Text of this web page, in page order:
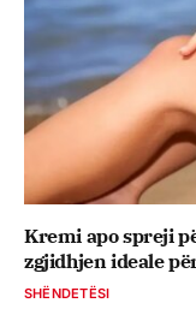
Kremi apo spreji
zgjidhjen ideale
SHËNDETËSI